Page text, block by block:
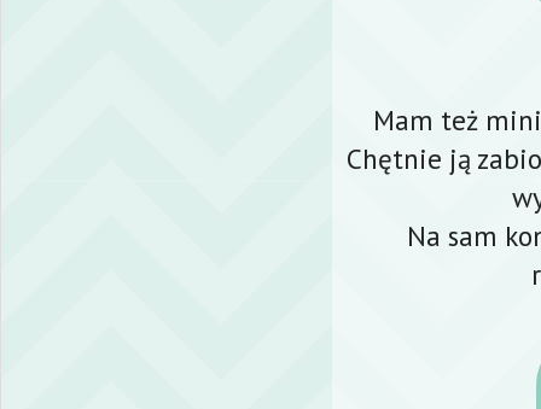
Mam też
Chętnie ją
Na sam